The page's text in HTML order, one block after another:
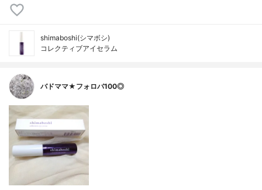
shimaboshi(シマボシ)
コレクティブアイセラム
バドママ★フォロバ100◎